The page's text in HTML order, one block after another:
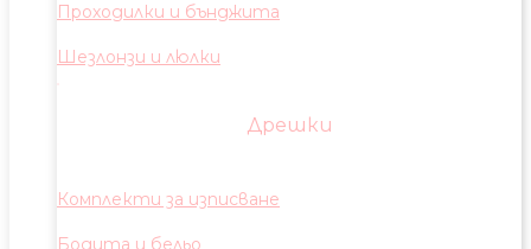
Проходилки и бънджита
Шезлонзи и люлки
Дрешки
Комплекти за изписване
Бодита и бельо